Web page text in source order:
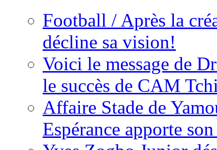
Football / Après la
décline sa vision!
Voici le message de
le succès de CAM
Affaire Stade de
Espérance apporte